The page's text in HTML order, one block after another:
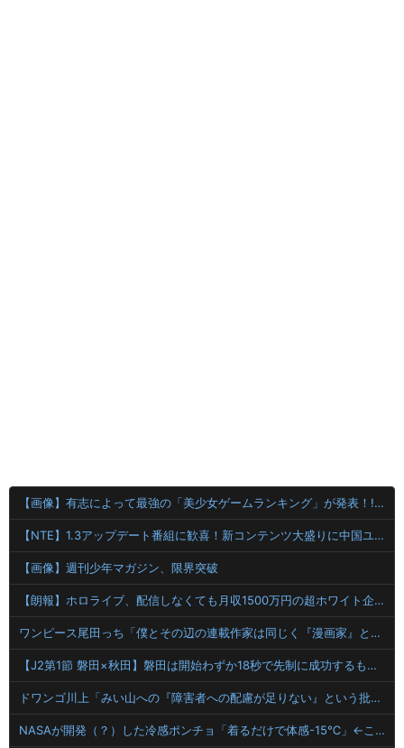
【画像】有志によって最強の「美少女ゲームランキング」が発表！!！ あの名作も
【NTE】1.3アップデート番組に歓喜！新コンテンツ大盛りに中国ユーザー大興奮「神ゲー化した」「圧倒的満足感」
【画像】週刊少年マガジン、限界突破
【朗報】ホロライブ、配信しなくても月収1500万円の超ホワイト企業だった
ワンピース尾田っち「僕とその辺の連載作家は同じく『漫画家』と呼ばれるけど、それが不満で。」
【J2第1節 磐田×秋田】磐田は開始わずか18秒で先制に成功するも追いつかれドロー 秋葉新体制の初白星はお預けに
ドワンゴ川上「みい山への『障害者への配慮が足りない』という批判は害悪。障害者に関わると損をするのは事実。」
NASAが開発（？）した冷感ポンチョ「着るだけで体感-15℃」←これ